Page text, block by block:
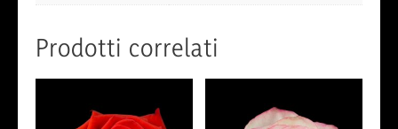
Prodotti correlati